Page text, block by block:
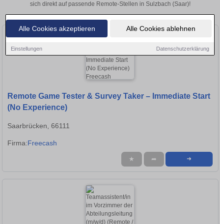
Alle Cookies akzeptieren Alle Cookies ablehnen
Einstellungen Datenschutzerklärung
sich direkt auf passende Remote-Stellen in Sulzbach (Saar)!
Remote Game Tester & Survey Taker – Immediate Start
(No Experience)
Saarbrücken, 66111
Firma:Freecash
★ ➦ ➜